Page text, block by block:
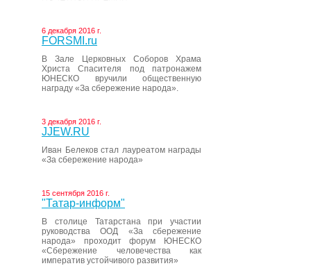
6 декабря 2016 г.
FORSMI.ru
В Зале Церковных Соборов Храма
Христа Спасителя под патронажем
ЮНЕСКО вручили общественную
награду «За сбережение народа».
3 декабря 2016 г.
JJEW.RU
Иван Белеков стал лауреатом награды
«За сбережение народа»
15 сентября 2016 г.
"Татар-информ"
В столице Татарстана при участии
руководства ООД «За сбережение
народа» проходит форум ЮНЕСКО
«Сбережение человечества как
императив устойчивого развития»